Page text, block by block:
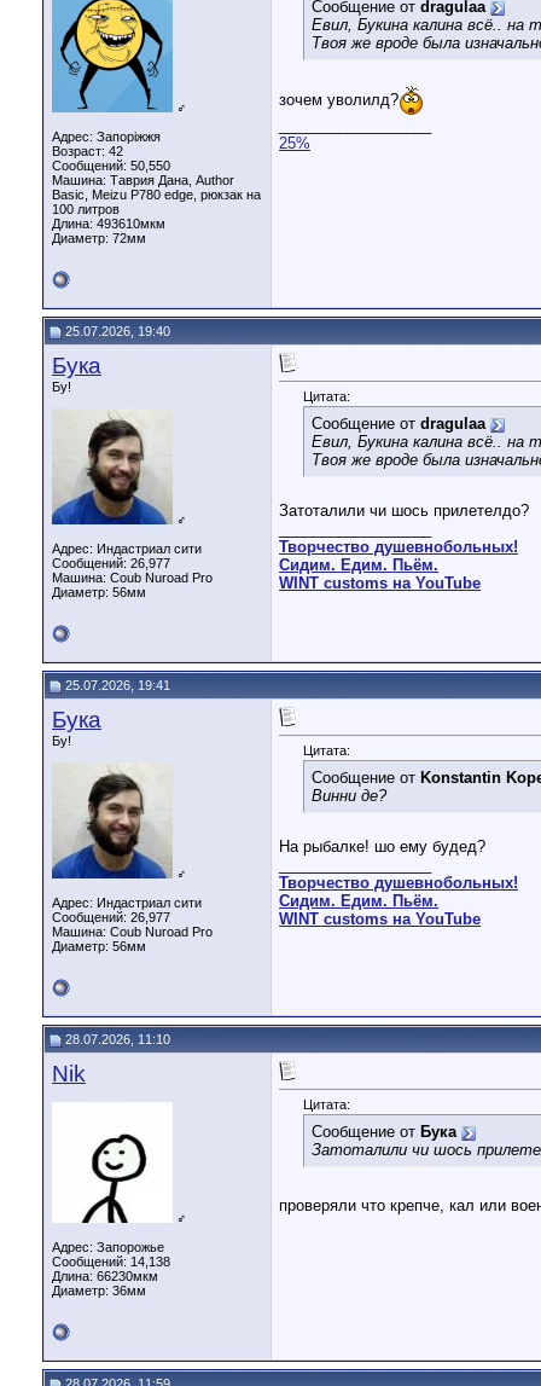
♂
Адрес: Запоріжжя
Возраст: 42
Сообщений: 50,550
Машина: Таврия Дана, Author
Basic, Meizu P780 edge, рюкзак на
100 литров
Длина: 493610мкм
Диаметр: 72мм
Сообщение от dragulaa
Евил, Букина калина всё..
Твоя же вроде была
зочем уволилд?
25%
25.07.2026, 19:40
Бука
Бу!
♂
Адрес: Индастриал сити
Сообщений: 26,977
Машина: Coub Nuroad Pro
Диаметр: 56мм
Цитата:
Сообщение от dragulaa
Евил, Букина калина всё..
Твоя же вроде была
Затоталили чи шось прилетелдо?
Творчество душевнобольных!
Сидим. Едим. Пьём.
WINT customs на YouTube
25.07.2026, 19:41
Бука
Бу!
♂
Адрес: Индастриал сити
Сообщений: 26,977
Машина: Coub Nuroad Pro
Диаметр: 56мм
Цитата:
Сообщение от Konstantin
Винни де?
На рыбалке! шо ему будед?
Творчество душевнобольных!
Сидим. Едим. Пьём.
WINT customs на YouTube
28.07.2026, 11:10
Nik
♂
Адрес: Запорожье
Сообщений: 14,138
Длина: 66230мкм
Диаметр: 36мм
Цитата:
Сообщение от Бука
Затоталили чи шось
проверяли что крепче, кал или